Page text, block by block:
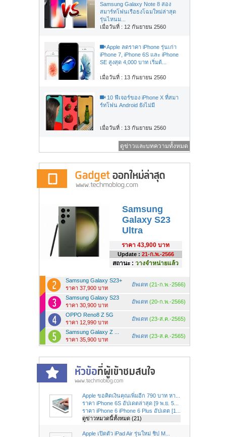
Samsung Galaxy Note 8 สอง
สมาร์ทโฟนเรือธงโฉมใหม่ล่าสุด
รุ่นไหนม...
เมื่อวันที่ : 12 กันยายน 2560
Apple ลดราคา iPhone รุ่นเก่า
iPhone 7, iPhone 6S และ iPhone
SE สูงสุด 4,000 บาท เริ่มต้...
เมื่อวันที่ : 13 กันยายน 2560
10 ฟีเจอร์ของ iPhone X ที่สมา
ร์ทโฟน Android ยังไม่มี
เมื่อวันที่ : 13 กันยายน 2560
ดูข่าวและบทความทั้งหมด
Samsung
Galaxy S23
Ultra
ราคา 43,900 บาท
Update : 21-ก.พ.-2566
สถานะ : วางจำหน่ายแล้ว
Samsung Galaxy S23+
ราคา 37,900 บาท
อัพเดท (21-ก.พ.-2566)
Samsung Galaxy S23
ราคา 30,900 บาท
อัพเดท (20-ก.พ.-2566)
OPPO Reno8 Z 5G
ราคา 12,990 บาท
อัพเดท (23-ส.ค.-2565)
Samsung Galaxy Z ...
ราคา 35,900 บาท
อัพเดท (23-ส.ค.-2565)
Apple ขอคิดเงินคุณเพิ่มอีก 790 บาท หา...
ราคา iPhone 6S อัปเดตล่าสุด [9 พ.ย. 5...
ราคา iPhone 6 iPhone 6 Plus อัปเดต [1...
ดูข่าวหมวดนี้ทั้งหมด (21)
Apple เปิดตัว iPad Air รุ่นใหม่ ชิป M...